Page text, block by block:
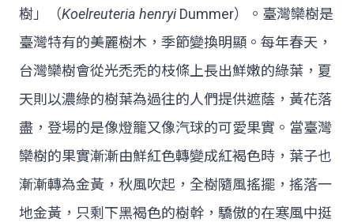
樹」（Koelreuteria henryiDummer）。臺灣欒樹是
臺灣特有的美麗樹木，季節變換明顯。每年春天，
台灣欒樹會從光禿禿的枝條上長出鮮嫩的綠葉，夏
天則以濃綠的樹葉為過往的人們提供遮蔭，黃花落
盡，登場的是像燈籠又像汽球的可愛果實。當臺灣
欒樹的果實漸漸由鮮紅色轉變成紅褐色時，葉子也
漸漸轉為金黃，秋風吹起，全樹隨風搖擺，搖落一
地金黃，只剩下黑褐色的樹幹，驕傲的在寒風中挺